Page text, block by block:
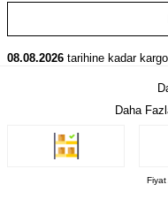
08.08.2026 tarihine kadar
Daha
Fiyat